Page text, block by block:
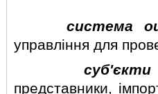
система
управлiння для
суб'єкти
представники,